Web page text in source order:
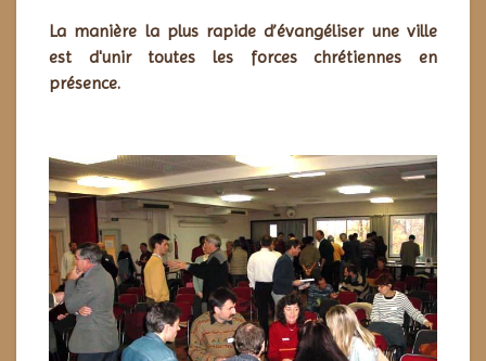
La manière la plus rapide d’évangéliser une ville
est d'unir toutes les forces chrétiennes en
présence.